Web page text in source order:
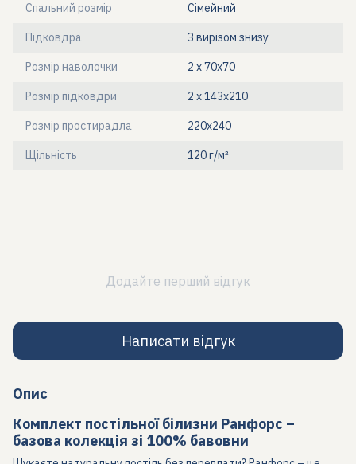
Спальний розмір Сімейний
Підковдра З вирізом знизу
Розмір наволочки 2 х 70х70
Розмір підковдри 2 х 143х210
Розмір простирадла 220х240
Щільність 120 г/м²
Додайте перший відгук
Написати відгук
Опис
Комплект постільної білизни Ранфорс –
базова колекція зі 100% бавовни